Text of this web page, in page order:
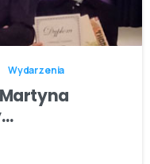
Wydarzenia
Martyna